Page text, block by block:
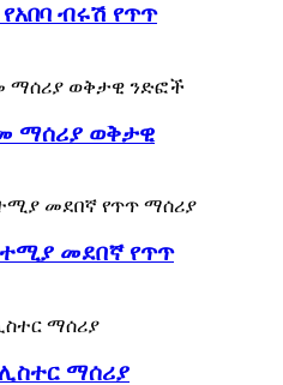
ብሩሽ የጥጥ
ማሰሪያ ወቅታዊ
መደበኛ የጥጥ
ማሰሪያ